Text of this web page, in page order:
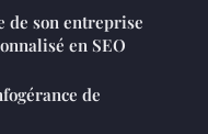
de son entreprise
en SEO
de